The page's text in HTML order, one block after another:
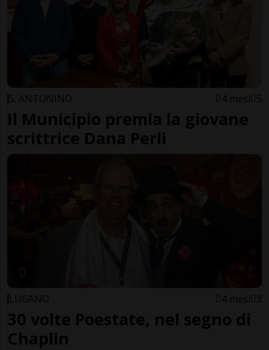
S. ANTONINO 4 mesi 5
Il Municipio premia la giovane
scrittrice Dana Perli
LUGANO 4 mesi 3
30 volte Poestate, nel segno di
Chaplin